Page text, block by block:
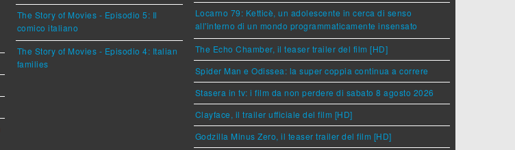
The Story of Movies - Episodio 5: Il
comico italiano
The Story of Movies - Episodio 4: Italian
families
Locarno 79: Ketticè, un adolescente in cerca di senso
all'interno di un mondo programmaticamente insensato
The Echo Chamber, il teaser trailer del film [HD]
Spider Man e Odissea: la super coppia continua a correre
Stasera in tv: i film da non perdere di sabato 8 agosto 2026
Clayface, il trailer ufficiale del film [HD]
Godzilla Minus Zero, il teaser trailer del film [HD]